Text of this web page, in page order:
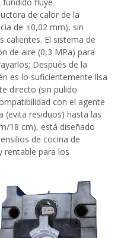
de calor de la
de ±0,02 mm), sin
calientes. El sistema de
de aire (0,3 MPa) para
Después de la
es lo suficientemente lisa
directo (sin pulido
con el agente
(evita residuos) hasta las
18 cm), está diseñado
de cocina de
rentable para los